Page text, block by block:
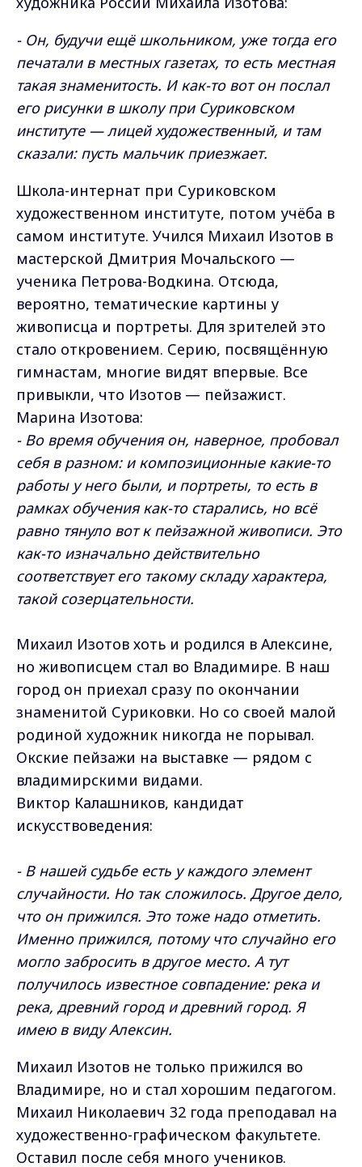
- Он, будучи ещё школьником, уже тогда его
печатали в местных газетах, то есть местная
такая знаменитость. И как-то вот он послал
его рисунки в школу при Суриковском
институте — лицей художественный, и там
сказали: пусть мальчик приезжает.
Школа-интернат при Суриковском
художественном институте, потом учёба в
самом институте. Учился Михаил Изотов в
мастерской Дмитрия Мочальского —
ученика Петрова-Водкина. Отсюда,
вероятно, тематические картины у
живописца и портреты. Для зрителей это
стало откровением. Серию, посвящённую
гимнастам, многие видят впервые. Все
привыкли, что Изотов — пейзажист.
Марина Изотова:
- Во время обучения он, наверное, пробовал
себя в разном: и композиционные какие-то
работы у него были, и портреты, то есть в
рамках обучения как-то старались, но всё
равно тянуло вот к пейзажной живописи. Это
как-то изначально действительно
соответствует его такому складу характера,
такой созерцательности.
Михаил Изотов хоть и родился в Алексине,
но живописцем стал во Владимире. В наш
город он приехал сразу по окончании
знаменитой Суриковки. Но со своей малой
родиной художник никогда не порывал.
Окские пейзажи на выставке — рядом с
владимирскими видами.
Виктор Калашников, кандидат
искусствоведения:
- В нашей судьбе есть у каждого элемент
случайности. Но так сложилось. Другое дело,
что он прижился. Это тоже надо отметить.
Именно прижился, потому что случайно его
могло забросить в другое место. А тут
получилось известное совпадение: река и
река, древний город и древний город. Я
имею в виду Алексин.
Михаил Изотов не только прижился во
Владимире, но и стал хорошим педагогом.
Михаил Николаевич 32 года преподавал на
художественно-графическом факультете.
Оставил после себя много учеников.